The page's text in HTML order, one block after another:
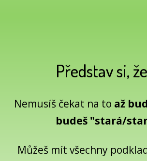
Představ si,
Nemusíš čekat na to až
budeš "stará/
Můžeš mít všechny